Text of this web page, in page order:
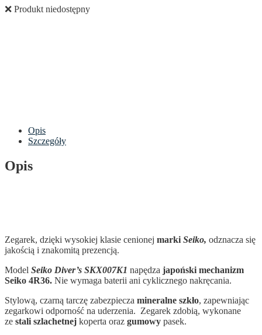
❌ Produkt niedostępny
Opis
Szczegóły
Opis
Zegarek, dzięki wysokiej klasie cenionej marki Seiko, odznacza się
jakością i znakomitą prezencją.
Model Seiko Diver’s SKX007K1 napędza japoński mechanizm
Seiko 4R36. Nie wymaga baterii ani cyklicznego nakręcania.
Stylową, czarną tarczę zabezpiecza mineralne szkło, zapewniając
zegarkowi odporność na uderzenia. Zegarek zdobią, wykonane
ze stali szlachetnej koperta oraz gumowy pasek.